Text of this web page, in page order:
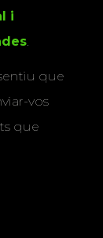
i
.
que
vos
que